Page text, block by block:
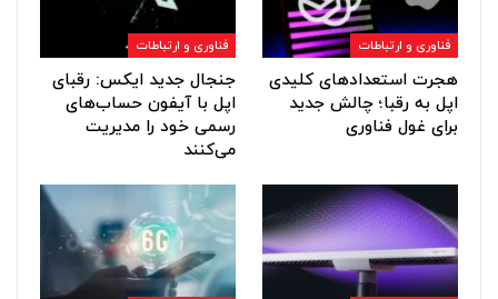
فناوری و ارتباطات
هجرت استعدادهای کلیدی
اپل به رقبا؛ چالش جدید
برای غول فناوری
فناوری و ارتباطات
جنجال جدید ایکس: رقبای
اپل با آیفون حساب‌های
رسمی خود را مدیریت
می‌کنند